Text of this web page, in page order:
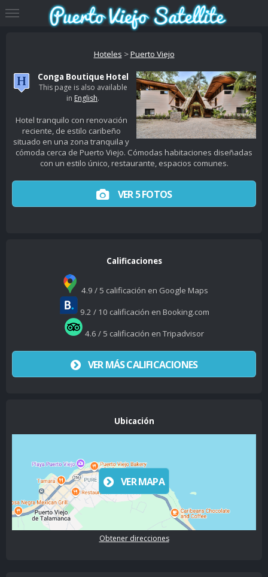
Hoteles >Puerto Viejo
Conga Boutique Hotel
This page is also available
in English.
Hotel tranquilo con renovación
reciente, de estilo caribeño
situado en una zona tranquila y
cómoda cerca de Puerto Viejo. Cómodas habitaciones diseñadas
con un estilo único, restaurante, espacios comunes.
VER 5 FOTOS
Calificaciones
4.9 / 5 calificación en Google Maps
9.2 / 10 calificación en Booking.com
4.6 / 5 calificación en Tripadvisor
VER MÁS CALIFICACIONES
Ubicación
VER MAPA
Obtener direcciones